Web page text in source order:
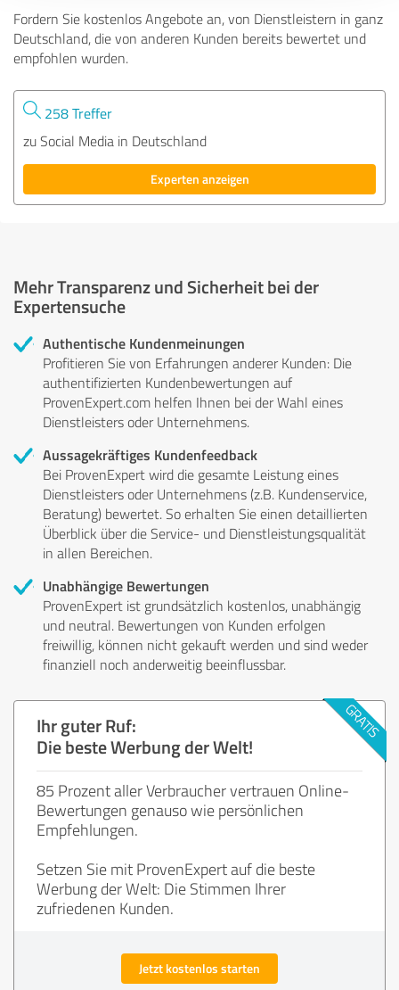
Fordern Sie kostenlos Angebote an, von Dienstleistern in ganz
Deutschland, die von anderen Kunden bereits bewertet und
empfohlen wurden.
258 Treffer
zu Social Media in Deutschland
Experten anzeigen
Mehr Transparenz und Sicherheit bei der
Expertensuche
Authentische Kundenmeinungen
Profitieren Sie von Erfahrungen anderer Kunden: Die
authentifizierten Kundenbewertungen auf
ProvenExpert.com helfen Ihnen bei der Wahl eines
Dienstleisters oder Unternehmens.
Aussagekräftiges Kundenfeedback
Bei ProvenExpert wird die gesamte Leistung eines
Dienstleisters oder Unternehmens (z.B. Kundenservice,
Beratung) bewertet. So erhalten Sie einen detaillierten
Überblick über die Service- und Dienstleistungsqualität
in allen Bereichen.
Unabhängige Bewertungen
ProvenExpert ist grundsätzlich kostenlos, unabhängig
und neutral. Bewertungen von Kunden erfolgen
freiwillig, können nicht gekauft werden und sind weder
finanziell noch anderweitig beeinflussbar.
Ihr guter Ruf:
Die beste Werbung der Welt!
85 Prozent aller Verbraucher vertrauen Online-
Bewertungen genauso wie persönlichen
Empfehlungen.
Setzen Sie mit ProvenExpert auf die beste
Werbung der Welt: Die Stimmen Ihrer
zufriedenen Kunden.
Jetzt kostenlos starten